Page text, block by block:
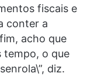
fiscais e
conter a
acho que
tempo, o que
diz.